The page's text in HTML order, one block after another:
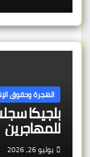
الهجرة وحقوق
بلجيكا
للمهاجرين
يوليو 26, 2026